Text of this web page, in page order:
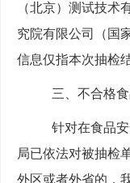
（北京）测试技术
究院有限公司（国
信息仅指本次抽检
三、 不合格
针对在食品
局已依法对被抽检
外区或者外省的，